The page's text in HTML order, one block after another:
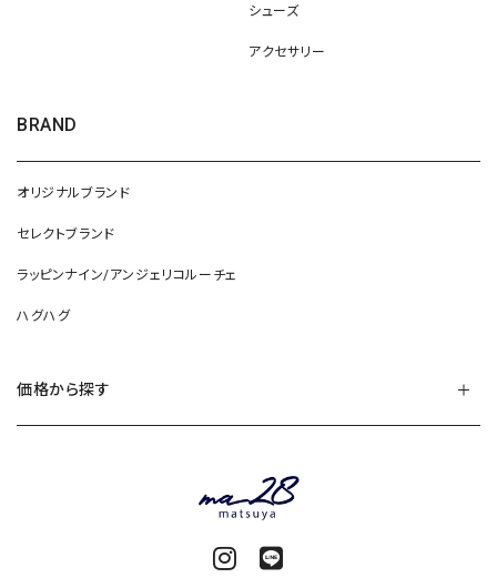
シューズ
アクセサリー
BRAND
オリジナルブランド
セレクトブランド
ラッピンナイン/アンジェリコルーチェ
ハグハグ
価格から探す